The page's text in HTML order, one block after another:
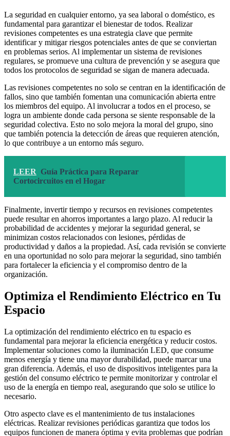
La seguridad en cualquier entorno, ya sea laboral o doméstico, es
fundamental para garantizar el bienestar de todos. Realizar
revisiones competentes es una estrategia clave que permite
identificar y mitigar riesgos potenciales antes de que se conviertan
en problemas serios. Al implementar un sistema de revisiones
regulares, se promueve una cultura de prevención y se asegura que
todos los protocolos de seguridad se sigan de manera adecuada.
Las revisiones competentes no solo se centran en la identificación de
fallos, sino que también fomentan una comunicación abierta entre
los miembros del equipo. Al involucrar a todos en el proceso, se
logra un ambiente donde cada persona se siente responsable de la
seguridad colectiva. Esto no solo mejora la moral del grupo, sino
que también potencia la detección de áreas que requieren atención,
lo que contribuye a un entorno más seguro.
LEER Guía Práctica para Reparar
Cortocircuitos en el Hogar
Finalmente, invertir tiempo y recursos en revisiones competentes
puede resultar en ahorros importantes a largo plazo. Al reducir la
probabilidad de accidentes y mejorar la seguridad general, se
minimizan costos relacionados con lesiones, pérdidas de
productividad y daños a la propiedad. Así, cada revisión se convierte
en una oportunidad no solo para mejorar la seguridad, sino también
para fortalecer la eficiencia y el compromiso dentro de la
organización.
Optimiza el Rendimiento Eléctrico en Tu
Espacio
La optimización del rendimiento eléctrico en tu espacio es
fundamental para mejorar la eficiencia energética y reducir costos.
Implementar soluciones como la iluminación LED, que consume
menos energía y tiene una mayor durabilidad, puede marcar una
gran diferencia. Además, el uso de dispositivos inteligentes para la
gestión del consumo eléctrico te permite monitorizar y controlar el
uso de la energía en tiempo real, asegurando que solo se utilice lo
necesario.
Otro aspecto clave es el mantenimiento de tus instalaciones
eléctricas. Realizar revisiones periódicas garantiza que todos los
equipos funcionen de manera óptima y evita problemas que podrían